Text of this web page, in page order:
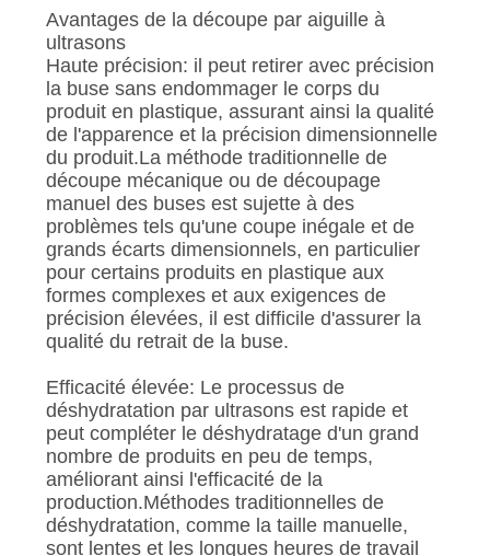
Avantages de la découpe par aiguille à
ultrasons
Haute précision: il peut retirer avec précision
la buse sans endommager le corps du
produit en plastique, assurant ainsi la qualité
de l'apparence et la précision dimensionnelle
du produit.La méthode traditionnelle de
découpe mécanique ou de découpage
manuel des buses est sujette à des
problèmes tels qu'une coupe inégale et de
grands écarts dimensionnels, en particulier
pour certains produits en plastique aux
formes complexes et aux exigences de
précision élevées, il est difficile d'assurer la
qualité du retrait de la buse.
Efficacité élevée: Le processus de
déshydratation par ultrasons est rapide et
peut compléter le déshydratage d'un grand
nombre de produits en peu de temps,
améliorant ainsi l'efficacité de la
production.Méthodes traditionnelles de
déshydratation, comme la taille manuelle,
sont lentes et les longues heures de travail